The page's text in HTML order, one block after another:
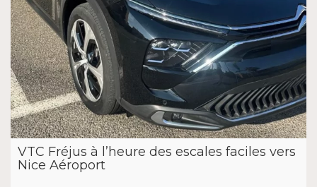
VTC Fréjus à l’heure des escales faciles vers
Nice Aéroport